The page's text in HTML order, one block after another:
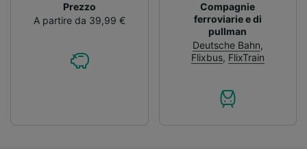
Prezzo
A partire da 39,99 €
Compagnie
ferroviarie e di
pullman
Deutsche Bahn,
Flixbus, FlixTrain